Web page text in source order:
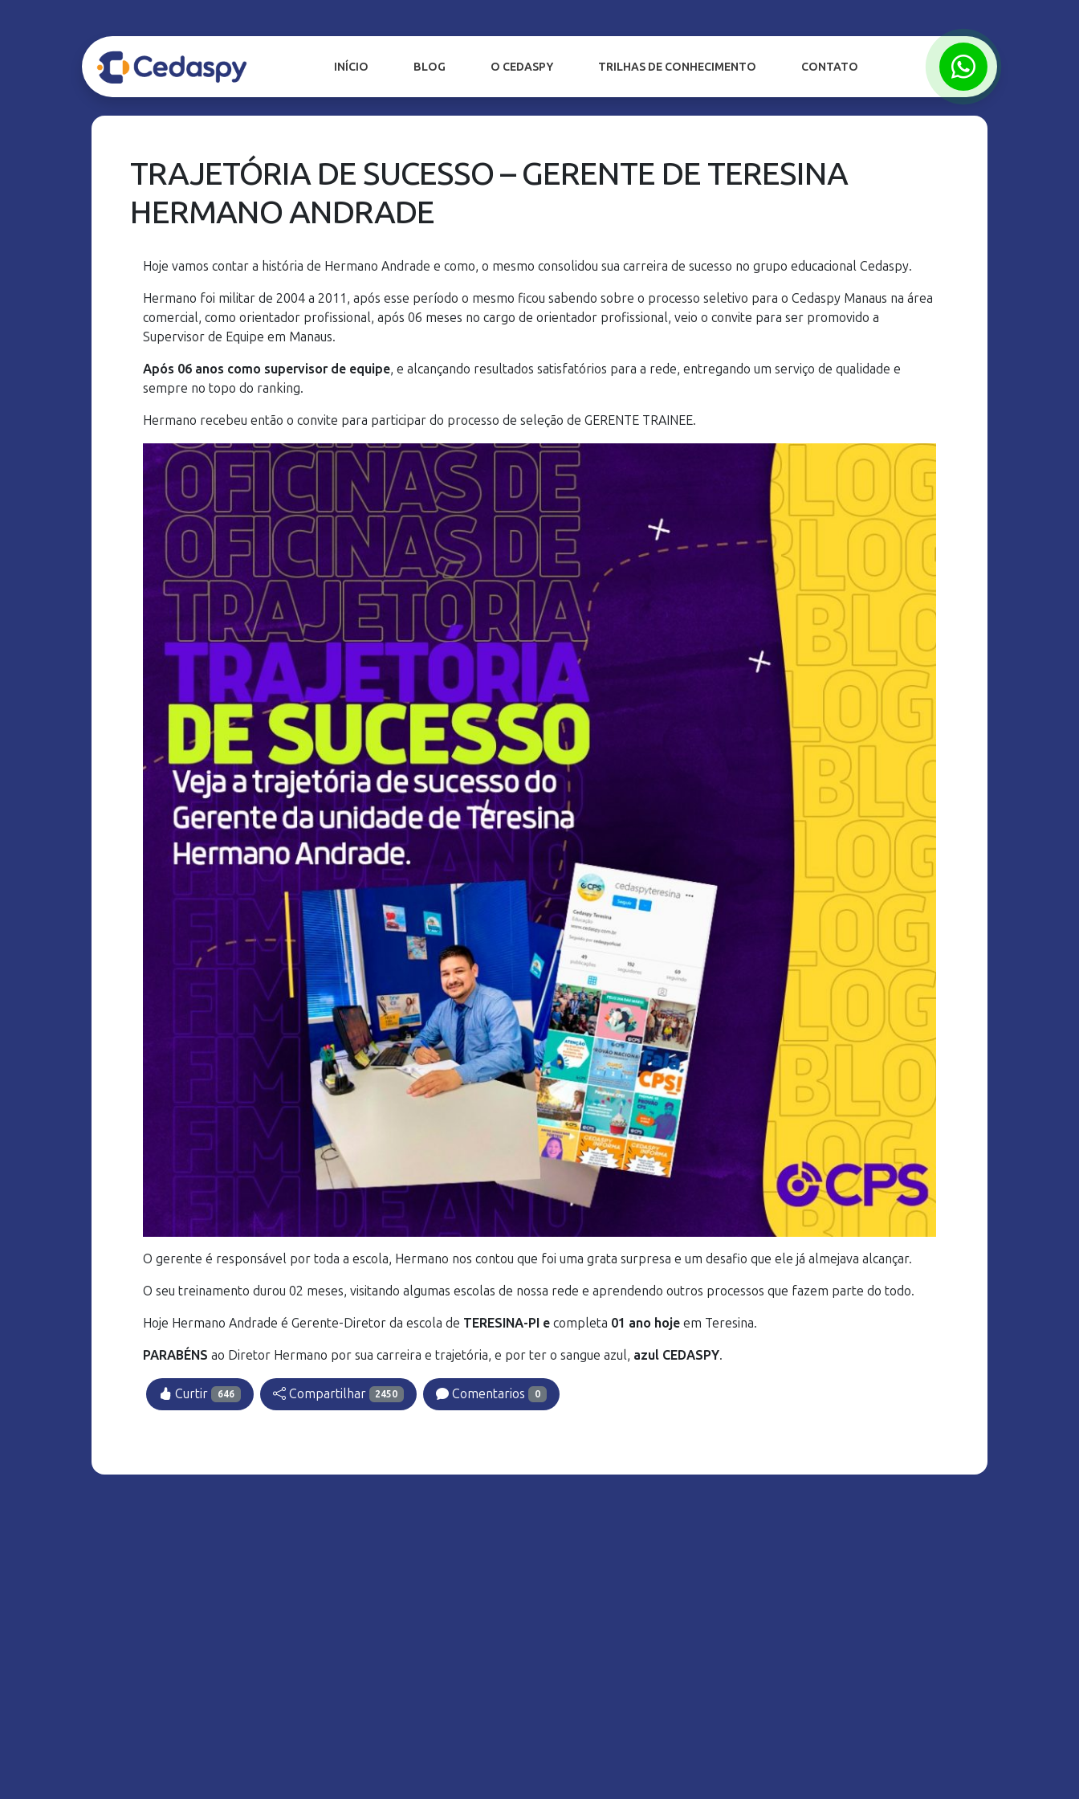
INÍCIO BLOG O CEDASPY TRILHAS DE CONHECIMENTO CONTATO
TRAJETÓRIA DE SUCESSO – GERENTE DE TERESINA
HERMANO ANDRADE
Hoje vamos contar a história de Hermano Andrade e como, o mesmo consolidou sua carreira de sucesso no grupo educacional Cedaspy.
Hermano foi militar de 2004 a 2011, após esse período o mesmo ficou sabendo sobre o processo seletivo para o Cedaspy Manaus na área
comercial, como orientador profissional, após 06 meses no cargo de orientador profissional, veio o convite para ser promovido a
Supervisor de Equipe em Manaus.
Após 06 anos como supervisor de equipe, e alcançando resultados satisfatórios para a rede, entregando um serviço de qualidade e
sempre no topo do ranking.
Hermano recebeu então o convite para participar do processo de seleção de GERENTE TRAINEE.
O gerente é responsável por toda a escola, Hermano nos contou que foi uma grata surpresa e um desafio que ele já almejava alcançar.
O seu treinamento durou 02 meses, visitando algumas escolas de nossa rede e aprendendo outros processos que fazem parte do todo.
Hoje Hermano Andrade é Gerente-Diretor da escola de TERESINA-PI e completa 01 ano hoje em Teresina.
PARABÉNS ao Diretor Hermano por sua carreira e trajetória, e por ter o sangue azul, azul CEDASPY.
Curtir 646 Compartilhar 2450 Comentarios 0